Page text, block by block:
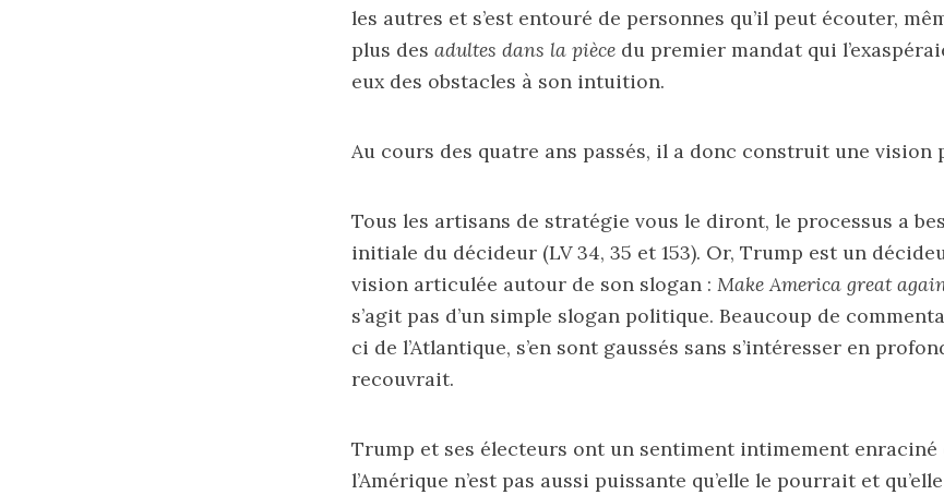
les autres et s’est entouré de personnes qu’il peut écouter,
plus des adultes dans la pièce du premier mandat qui
eux des obstacles à son intuition.
Au cours des quatre ans passés, il a donc construit une vision
Tous les artisans de stratégie vous le diront, le processus a
initiale du décideur (LV 34, 35 et 153). Or, Trump est un
vision articulée autour de son slogan : Make America great
s’agit pas d’un simple slogan politique. Beaucoup de
ci de l’Atlantique, s’en sont gaussés sans s’intéresser en
recouvrait.
Trump et ses électeurs ont un sentiment intimement
l’Amérique n’est pas aussi puissante qu’elle le pourrait et